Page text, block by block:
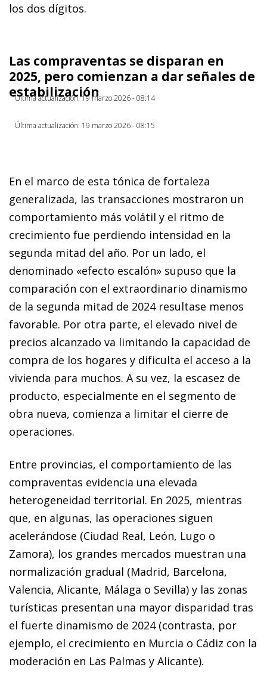
los dos dígitos.
Las compraventas se disparan en
2025, pero comienzan a dar señales de
estabilización
Última actualización: 19 marzo 2026 - 08:14
Última actualización: 19 marzo 2026 - 08:15
En el marco de esta tónica de fortaleza
generalizada, las transacciones mostraron un
comportamiento más volátil y el ritmo de
crecimiento fue perdiendo intensidad en la
segunda mitad del año. Por un lado, el
denominado «efecto escalón» supuso que la
comparación con el extraordinario dinamismo
de la segunda mitad de 2024 resultase menos
favorable. Por otra parte, el elevado nivel de
precios alcanzado va limitando la capacidad de
compra de los hogares y dificulta el acceso a la
vivienda para muchos. A su vez, la escasez de
producto, especialmente en el segmento de
obra nueva, comienza a limitar el cierre de
operaciones.
Entre provincias, el comportamiento de las
compraventas evidencia una elevada
heterogeneidad territorial. En 2025, mientras
que, en algunas, las operaciones siguen
acelerándose (Ciudad Real, León, Lugo o
Zamora), los grandes mercados muestran una
normalización gradual (Madrid, Barcelona,
Valencia, Alicante, Málaga o Sevilla) y las zonas
turísticas presentan una mayor disparidad tras
el fuerte dinamismo de 2024 (contrasta, por
ejemplo, el crecimiento en Murcia o Cádiz con la
moderación en Las Palmas y Alicante).